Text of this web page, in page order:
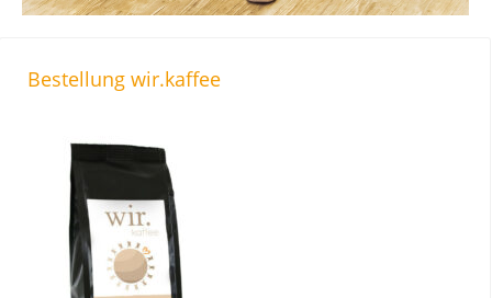
Bestellung wir.kaffee